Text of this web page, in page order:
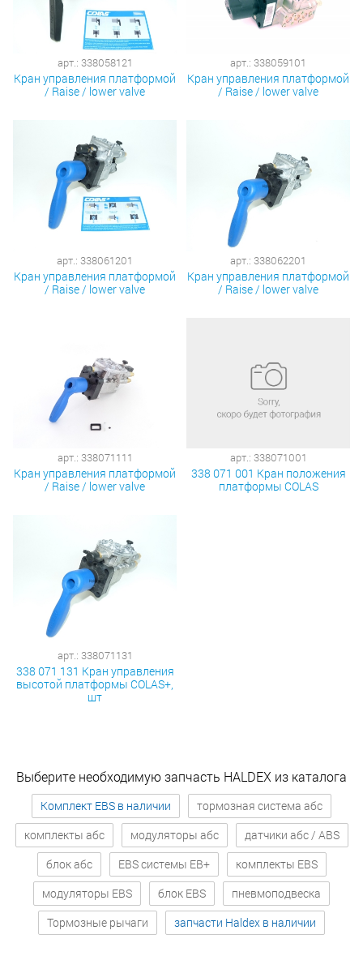
арт.: 338058121
Кран управления платформой
/ Raise / lower valve
арт.: 338059101
Кран управления платформой
/ Raise / lower valve
арт.: 338061201
Кран управления платформой
/ Raise / lower valve
арт.: 338062201
Кран управления платформой
/ Raise / lower valve
арт.: 338071111
Кран управления платформой
/ Raise / lower valve
арт.: 338071001
338 071 001 Кран положения
платформы COLAS
арт.: 338071131
338 071 131 Кран управления
высотой платформы COLAS+,
шт
Выберите необходимую запчасть HALDEX из каталога
Комплект EBS в наличии
тормозная система абс
комплекты абс
модуляторы абс
датчики абс / ABS
блок абс
EBS системы EB+
комплекты EBS
модуляторы EBS
блок EBS
пневмоподвеска
Тормозные рычаги
запчасти Haldex в наличии